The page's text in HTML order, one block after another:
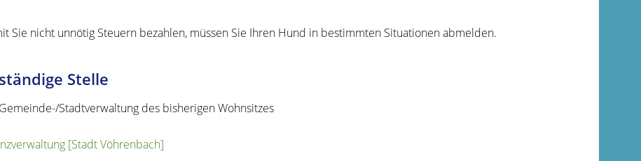
Sie nicht unnötig Steuern bezahlen, müssen Sie Ihren Hund in bestimmten Situationen abmelden.
Stelle
Stadtverwaltung des bisherigen Wohnsitzes
[Stadt Vöhrenbach]